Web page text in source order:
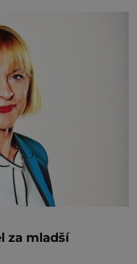
za mladší